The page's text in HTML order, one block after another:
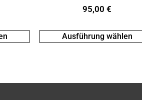
95,00 €
Ausführung wählen